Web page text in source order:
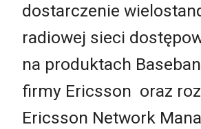
dostarczenie
radiowej sieci
na produktach
firmy Ericsson oraz
Ericsson Network